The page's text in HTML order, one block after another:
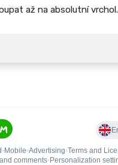
až na absolutní vrchol.